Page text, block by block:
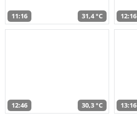
11:16 31,4 °C 12:16
12:46 30,3 °C 13:16